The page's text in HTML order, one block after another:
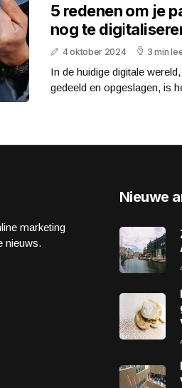
5 redenen om je
nog te
4 oktober 2024 3 min
In de huidige digitale
gedeeld en opgeslagen, is
marketing
nieuws.
Nieuwe